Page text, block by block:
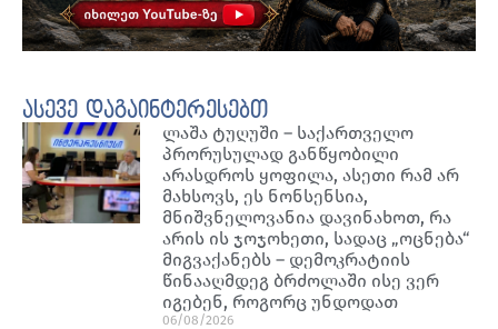
ასევე დაგაინტერესებთ
ლაშა ტუღუში – საქართველო
პრორუსულად განწყობილი
არასდროს ყოფილა, ასეთი რამ არ
მახსოვს, ეს ნონსენსია,
მნიშვნელოვანია დავინახოთ, რა
არის ის ჯოჯოხეთი, სადაც „ოცნება“
მიგვაქანებს – დემოკრატიის
წინააღმდეგ ბრძოლაში ისე ვერ
იგებენ, როგორც უნდოდათ
06/08/2026